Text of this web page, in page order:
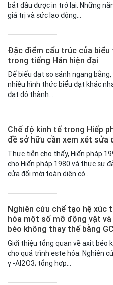
bắt đầu được in trở lại. Những
giá trị và sức lao động...
Đặc điểm cấu trúc của
trong tiếng Hán hiện đại
Để biểu đạt so sánh ngang
nhiều hình thức biểu đạt khác
đạt đó thành...
Chế độ kinh tế trong Hiếp
đề sở hữu cần xem xét sửa
Thực tiễn cho thấy, Hiến pháp
cho Hiến pháp 1980 và thực sự
cửa đổi mới toàn diện có...
Nghiên cứu chế tạo hệ xúc
hóa một số mỡ động vật
béo không thay thế bằng
Giới thiệu tổng quan về axit béo
cho quá trình este hóa. Nghiên
γ -Al2O3; tổng hợp...